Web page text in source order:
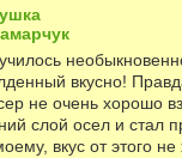
вкусно!
не очень хорошо
слой осел и стал
вкус от этого